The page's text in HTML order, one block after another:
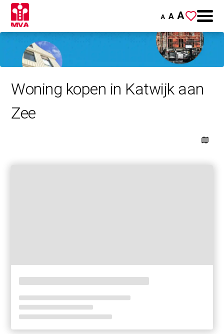
A A A
Woning kopen in Katwijk aan
Zee